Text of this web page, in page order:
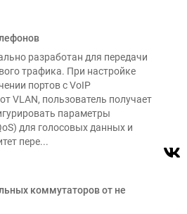
разработан для передачи
трафика. При настройке
портов с VoIP
VLAN, пользователь получает
параметры
для голосовых данных и
пере...
коммутаторов от не